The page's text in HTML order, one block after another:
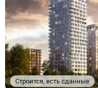
Строится, есть сданные